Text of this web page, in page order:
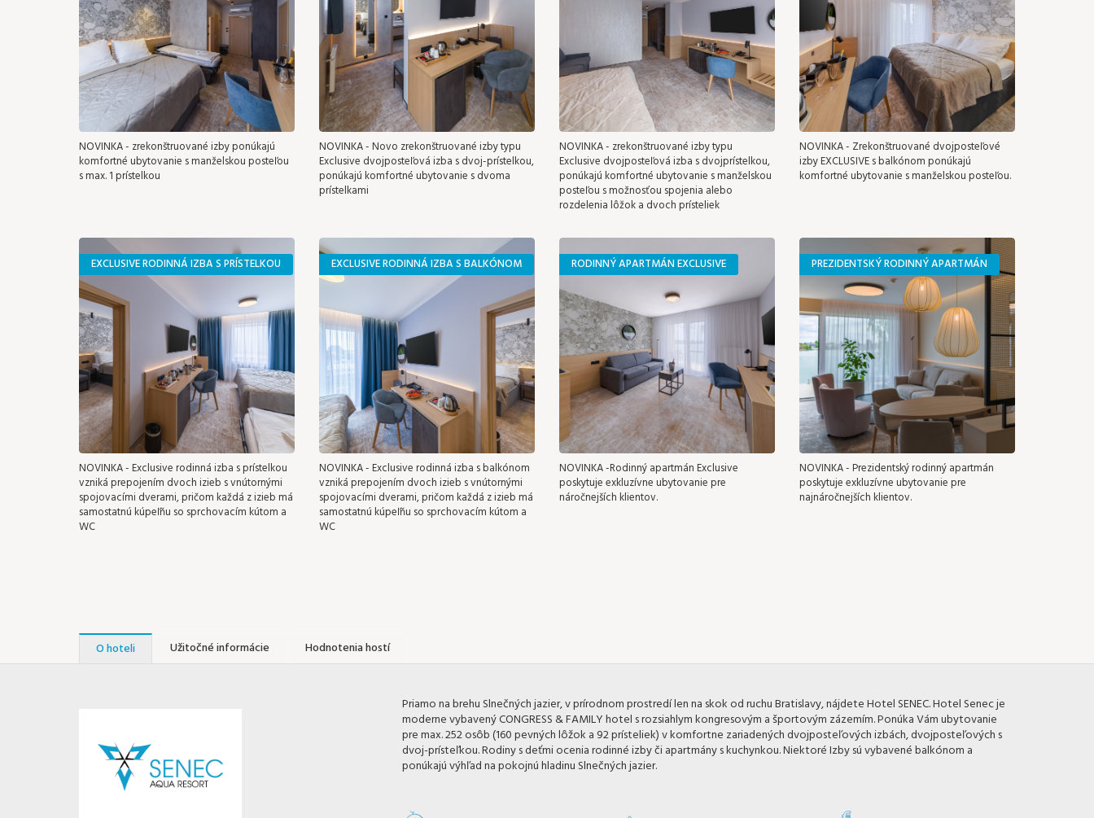
NOVINKA - zrekonštruované izby ponúkajú
komfortné ubytovanie s manželskou posteľou
s max. 1 prístelkou
NOVINKA - Novo zrekonštruované izby typu
Exclusive dvojposteľová izba s dvoj-prístelkou,
ponúkajú komfortné ubytovanie s dvoma
prístelkami
NOVINKA - zrekonštruované izby typu
Exclusive dvojposteľová izba s dvojprístelkou,
ponúkajú komfortné ubytovanie s manželskou
posteľou s možnosťou spojenia alebo
rozdelenia lôžok a dvoch prísteliek
NOVINKA - Zrekonštruované dvojposteľové
izby EXCLUSIVE s balkónom ponúkajú
komfortné ubytovanie s manželskou posteľou.
EXCLUSIVE RODINNÁ IZBA S PRÍSTELKOU
NOVINKA - Exclusive rodinná izba s prístelkou
vzniká prepojením dvoch izieb s vnútornými
spojovacími dverami, pričom každá z izieb má
samostatnú kúpeľňu so sprchovacím kútom a
WC
EXCLUSIVE RODINNÁ IZBA S BALKÓNOM
NOVINKA - Exclusive rodinná izba s balkónom
vzniká prepojením dvoch izieb s vnútornými
spojovacími dverami, pričom každá z izieb má
samostatnú kúpeľňu so sprchovacím kútom a
WC
RODINNÝ APARTMÁN EXCLUSIVE
NOVINKA -Rodinný apartmán Exclusive
poskytuje exkluzívne ubytovanie pre
náročnejších klientov.
PREZIDENTSKÝ RODINNÝ APARTMÁN
NOVINKA - Prezidentský rodinný apartmán
poskytuje exkluzívne ubytovanie pre
najnáročnejších klientov.
O hoteli Užitočné informácie Hodnotenia hostí
Priamo na brehu Slnečných jazier, v prírodnom prostredí len na skok od ruchu Bratislavy, nájdete Hotel SENEC. Hotel Senec je
moderne vybavený CONGRESS & FAMILY hotel s rozsiahlym kongresovým a športovým zázemím. Ponúka Vám ubytovanie
pre max. 252 osôb (160 pevných lôžok a 92 prísteliek) v komfortne zariadených dvojposteľových izbách, dvojposteľových s
dvoj-prísteľkou. Rodiny s deťmi ocenia rodinné izby či apartmány s kuchynkou. Niektoré Izby sú vybavené balkónom a
ponúkajú výhľad na pokojnú hladinu Slnečných jazier.